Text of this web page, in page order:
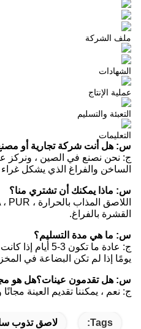
ملف الشركة
الشهادات
عملية الإنتاج
التعبئة والتسليم
التعليمات
س: هل أنت شركة تجارية أو
ج: نحن نصنع في الصين ، ونركز
الساخن والفراغ الذي يشكل غراء
س: ماذا يمكنك أن تشتري منا؟
القشرة بالفراغ.
س: ما هي مدة التسليم؟
يومًا إذا لم تكن البضاعة في
س: هل تقدمون عينات؟هل هو
ج: نعم ، يمكننا تقديم العينة
Tags: لاصق تذوب